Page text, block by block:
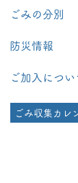
ごみの分別
防災情報
ご加入につい
ごみ収集カレ